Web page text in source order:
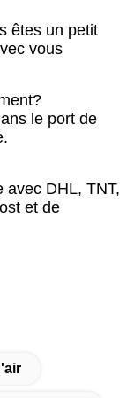
êtes un petit
vous
le port de
avec DHL, TNT,
et de